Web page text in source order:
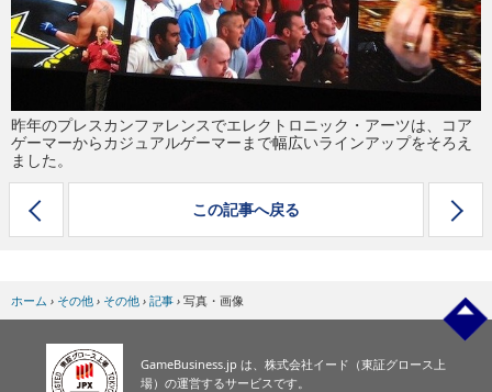
昨年のプレスカンファレンスでエレクトロニック・アーツは、コア
ゲーマーからカジュアルゲーマーまで幅広いラインアップをそろえ
ました。
この記事へ戻る
ホーム › その他 › その他 › 記事 › 写真・画像
GameBusiness.jp は、株式会社イード（東証グロース上
場）の運営するサービスです。